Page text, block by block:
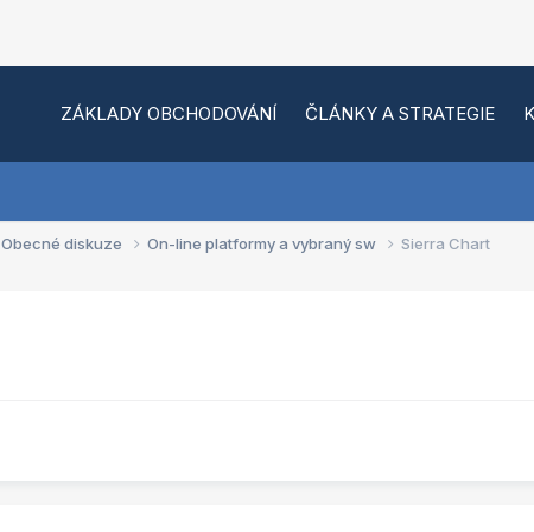
ZÁKLADY OBCHODOVÁNÍ ČLÁNKY A STRATEGIE
Obecné diskuze On-line platformy a vybraný sw Sierra Chart